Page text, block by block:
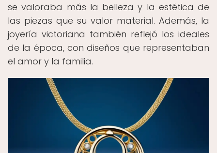
se valoraba más la belleza y la estética de
las piezas que su valor material. Además, la
joyería victoriana también reflejó los ideales
de la época, con diseños que representaban
el amor y la familia.